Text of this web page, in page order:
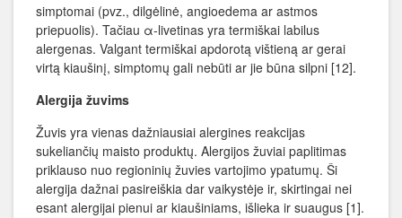
simptomai (pvz., dilgėlinė, angioedema ar astmos
priepuolis). Tačiau α-livetinas yra termiškai labilus
alergenas. Valgant termiškai apdorotą vištieną ar gerai
virtą kiaušinį, simptomų gali nebūti ar jie būna silpni [12].
Alergija žuvims
Žuvis yra vienas dažniausiai alergines reakcijas
sukeliančių maisto produktų. Alergijos žuviai paplitimas
priklauso nuo regioninių žuvies vartojimo ypatumų. Ši
alergija dažnai pasireiškia dar vaikystėje ir, skirtingai nei
esant alergijai pienui ar kiaušiniams, išlieka ir suaugus [1].